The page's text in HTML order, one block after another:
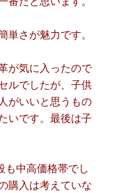
さが魅力です。
が気に入ったので
ルでしたが、子供
がいいと思うもの
いです。最後は子
も中高価格帯でし
購入は考えていな